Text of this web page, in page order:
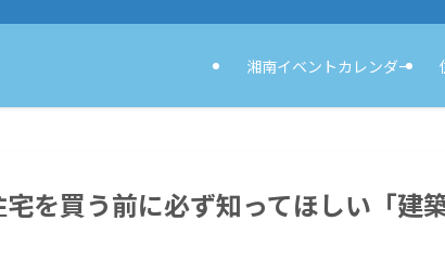
湘南イベントカレンダー
を買う前に必ず知ってほしい「建